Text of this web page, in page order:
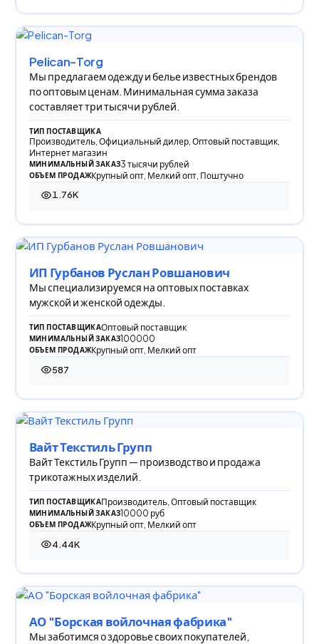
Pelican-Torg
Мы предлагаем одежду и белье известных брендов
по оптовым ценам. Минимальная сумма заказа
составляет три тысячи рублей.
ТИП ПОСТАВЩИКА
Производитель, Официальный дилер, Оптовый поставщик,
Интернет магазин
МИНИМАЛЬНЫЙ ЗАКАЗ3 тысячи рублей
ОБЪЕМ ПРОДАЖКрупный опт, Мелкий опт, Поштучно
1.76K
1 763 просмотра
ИП Гурбанов Руслан Ровшанович
Мы специализируемся на оптовых поставках
мужской и женской одежды.
ТИП ПОСТАВЩИКАОптовый поставщик
МИНИМАЛЬНЫЙ ЗАКАЗ100000
ОБЪЕМ ПРОДАЖКрупный опт, Мелкий опт
587
587 просмотров
Вайт Текстиль Групп
Вайт Текстиль Групп — производство и продажа
трикотажных изделий.
ТИП ПОСТАВЩИКАПроизводитель, Оптовый поставщик
МИНИМАЛЬНЫЙ ЗАКАЗ10000 руб
ОБЪЕМ ПРОДАЖКрупный опт, Мелкий опт
4.44K
4 441 просмотр
АО "Борская войлочная фабрика"
Мы заботимся о здоровье своих покупателей,